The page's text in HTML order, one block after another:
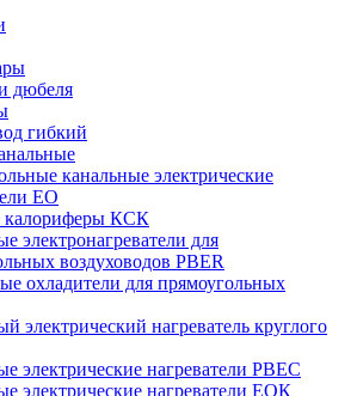
дюбеля
гибкий
канальные электрические
EO
калориферы КСК
электронагреватели для
воздуховодов PBER
охладители для прямоугольных
электрический нагреватель круглого
электрические нагреватели PBEC
электрические нагреватели ЕОК